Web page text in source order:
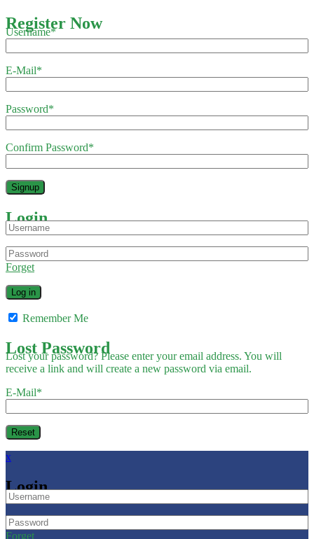
Register Now
Username*
E-Mail*
Password*
Confirm Password*
Login
Forget
Remember Me
Lost Password
Lost your password? Please enter your email address. You will
receive a link and will create a new password via email.
E-Mail*
x
Login
Forget